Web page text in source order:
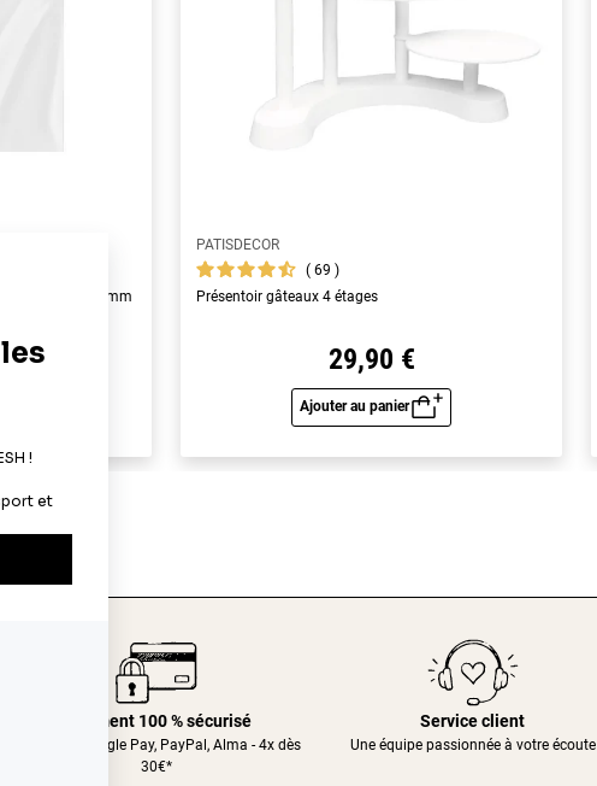
- épaisseur 0,6 mm
rapide
PATISDECOR
69
Présentoir gâteaux 4 étages
29,90 €
Ajouter au panier
Aperçu rapide
Paiement 100 % sécurisé
CB, Apple&Google Pay, PayPal, Alma - 4x dès
30€*
Service client
Une équipe passionnée à votre écoute